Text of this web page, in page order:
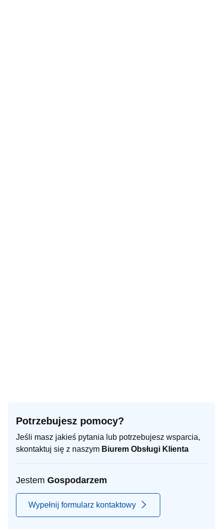
Potrzebujesz pomocy?
Jeśli masz jakieś pytania lub potrzebujesz wsparcia,
skontaktuj się z naszym Biurem Obsługi Klienta
Jestem Gospodarzem
Wypełnij formularz kontaktowy